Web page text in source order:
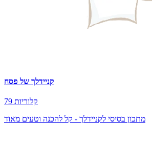
קניידלך של פסח
79 קלוריות
מתכון בסיסי לקניידלך - קל להכנה וטעים מאוד